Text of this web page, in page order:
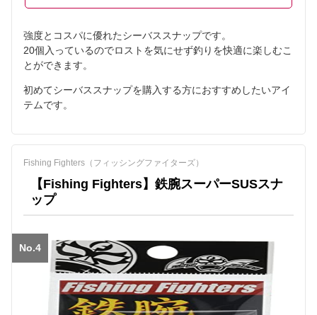
強度とコスパに優れたシーバススナップです。
20個入っているのでロストを気にせず釣りを快適に楽しむこ
とができます。
初めてシーバススナップを購入する方におすすめしたいアイ
テムです。
Fishing Fighters（フィッシングファイターズ）
【Fishing Fighters】鉄腕スーパーSUSスナ
ップ
No.4